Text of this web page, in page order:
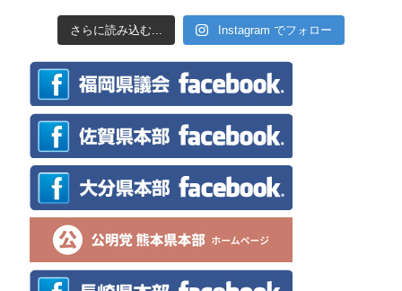
さらに読み込む... Instagram でフォロー